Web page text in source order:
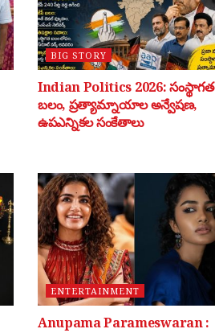
BIG STORY
Indian Politics 2026: సంస్థాగత
బలం, ప్రత్యామ్నాయాల అన్వేషణ,
ఉపఎన్నికల సంకేతాలు
ENTERTAINMENT
Anupama Parameswaran :